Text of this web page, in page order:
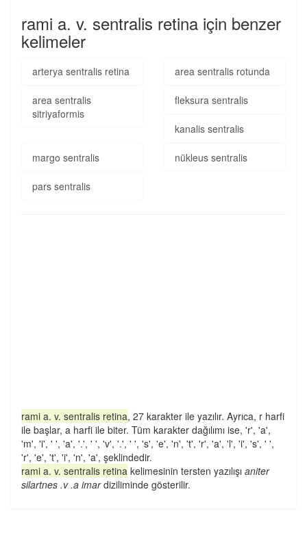
rami a. v. sentralis retina için benzer
kelimeler
arterya sentralis retina area sentralis rotunda
area sentralis
sitriyaformis
fleksura sentralis
kanalis sentralis
margo sentralis nükleus sentralis
pars sentralis
rami a. v. sentralis retina, 27 karakter ile yazılır. Ayrıca, r harfi
ile başlar, a harfi ile biter. Tüm karakter dağılımı ise, 'r', 'a',
'm', 'i', ' ', 'a', '.', ' ', 'v', '.', ' ', 's', 'e', 'n', 't', 'r', 'a', 'l', 'i', 's', ' ',
'r', 'e', 't', 'i', 'n', 'a', şeklindedir.
rami a. v. sentralis retina kelimesinin tersten yazılışı aniter
silartnes .v .a imardiziliminde gösterilir.